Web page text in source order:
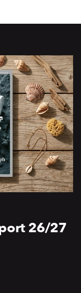
26/27